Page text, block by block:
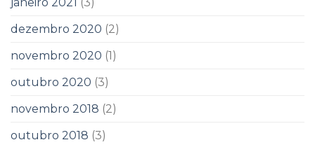
dezembro 2020 (2)
novembro 2020 (1)
outubro 2020 (3)
novembro 2018 (2)
outubro 2018 (3)